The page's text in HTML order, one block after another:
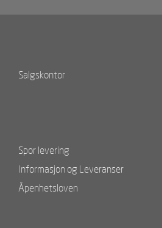
Salgskontor
Spor levering
Informasjon og Leveranser
Åpenhetsloven